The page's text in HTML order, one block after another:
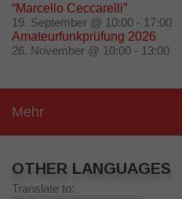
“Marcello Ceccarelli”
19. September @ 10:00 - 17:00
Amateurfunkprüfung 2026
26. November @ 10:00 - 13:00
Mehr
OTHER LANGUAGES
Translate to: